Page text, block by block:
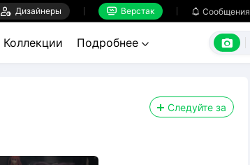
 Дизайнеры  Верстак  Сообщения
Коллекции Подробнее  
Следуйте за